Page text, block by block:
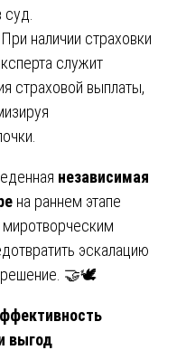
наличии страховки
служит
страховой выплаты,
независимая
на раннем этапе
эскалацию
решение. 🤝🕊️
выгод